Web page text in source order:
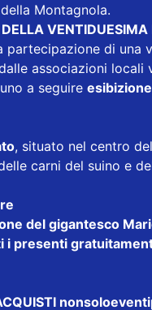
Montagnola.
VENTIDUESIMA
partecipazione di una
associazioni locali
a seguire
, situato nel centro
carni del suino e
del gigantesco
i presenti